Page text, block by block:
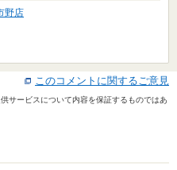
野店
このコメントに関するご意見
サービスについて内容を保証するものではあ